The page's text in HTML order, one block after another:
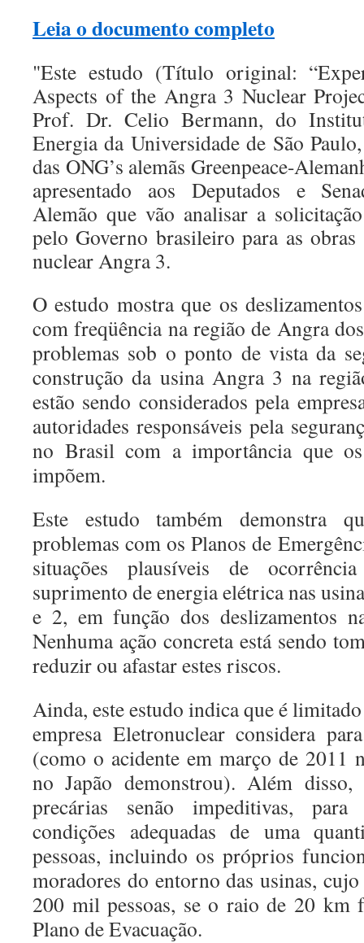
Leia o documento completo
"Este estudo (Título original:
Aspects of the Angra 3 Nuclear
Prof. Dr. Celio Bermann, do
Energia da Universidade de São
das ONG’s alemãs Greenpeace-
apresentado aos Deputados e
Alemão que vão analisar a
pelo Governo brasileiro para as
nuclear Angra 3.
O estudo mostra que os
com freqüência na região de Angra
problemas sob o ponto de vista da
construção da usina Angra 3 na
estão sendo considerados pela
autoridades responsáveis pela
no Brasil com a importância que
impõem.
Este estudo também demonstra
problemas com os Planos de
situações plausíveis de
suprimento de energia elétrica nas
e 2, em função dos deslizamentos
Nenhuma ação concreta está sendo
reduzir ou afastar estes riscos.
Ainda, este estudo indica queé
empresa Eletronuclear considera
(como o acidente em março de 2011
no Japão demonstrou). Além
precárias senão impeditivas,
condições adequadas de uma
pessoas, incluindo os próprios
moradores do entorno das usinas,
200 mil pessoas, se o raio de 20 km
Plano de Evacuação.